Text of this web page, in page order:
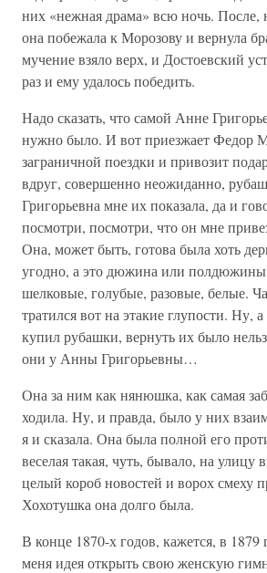
них «нежная драма» всю ночь. После,
она побежала к Морозову и вернула
мучение взяло верх, и Достоевский
раз и ему удалось победить.
Надо сказать, что самой Анне
нужно было. И вот приезжает Федор
заграничной поездки и привозит
вдруг, совершенно неожиданно,
Григорьевна мне их показала, да и
посмотри, посмотри, что он мне
Она, может быть, готова была хоть
угодно, а это дюжина или полдюжины
шелковые, голубые, разовые, белые.
тратился вот на этакие глупости. Ну, а
купил рубашки, вернуть их было
они у Анны Григорьевны…
Она за ним как нянюшка, как самая
ходила. Ну, и правда, было у них
я и сказала. Она была полной его
веселая такая, чуть, бывало, на
целый короб новостей и ворох смеху
Хохотушка она долго была.
В конце 1870-х годов, кажется, в 1879
меня идея открыть свою женскую